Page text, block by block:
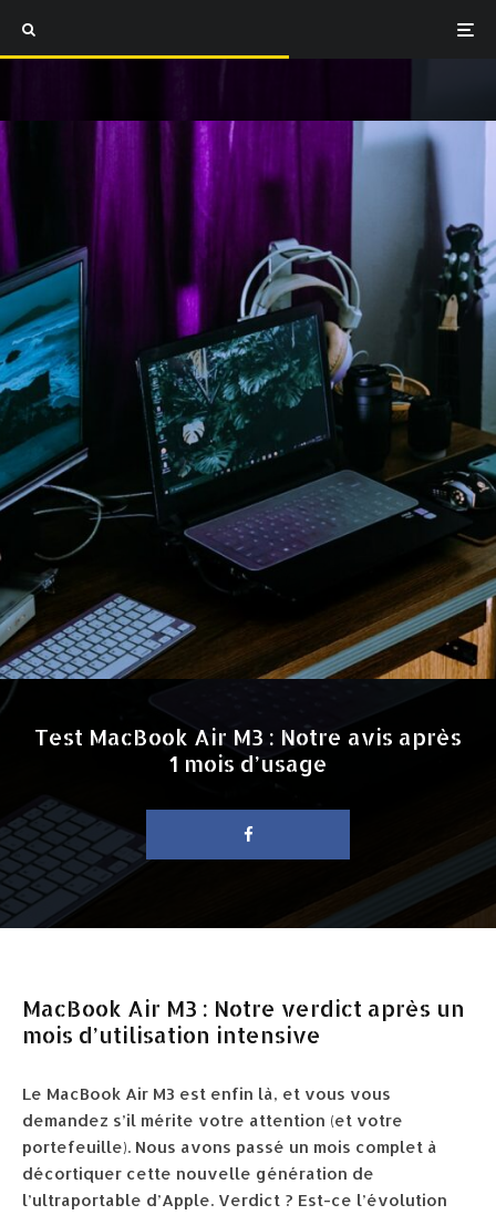
Test MacBook Air M3 : Notre avis après
1 mois d’usage
MacBook Air M3 : Notre verdict après un
mois d’utilisation intensive
Le MacBook Air M3 est enfin là, et vous vous
demandez s’il mérite votre attention (et votre
portefeuille). Nous avons passé un mois complet à
décortiquer cette nouvelle génération de
l’ultraportable d’Apple. Verdict ? Est-ce l’évolution